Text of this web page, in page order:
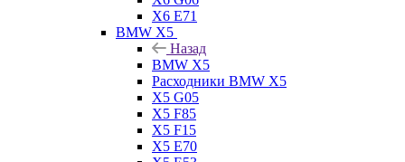
X6 E71
BMW X5
Назад
BMW X5
Расходники BMW X5
X5 G05
X5 F85
X5 F15
X5 E70